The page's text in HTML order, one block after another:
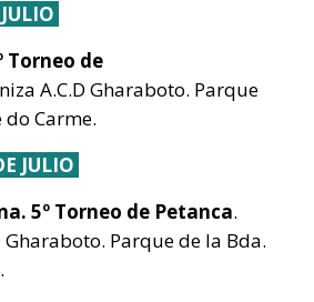
Torneo de
A.C.D Gharaboto. Parque
Carme.
JULIO
5º Torneo de Petanca.
Gharaboto. Parque de la Bda.